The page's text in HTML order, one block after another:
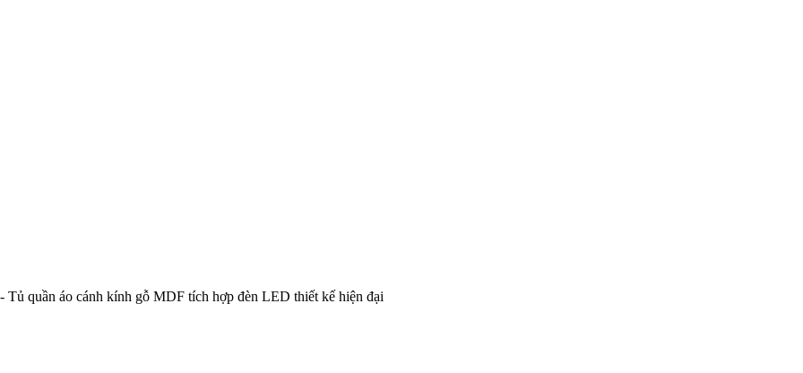
Tủ quần áo cánh kính gỗ MDF tích hợp đèn LED thiết kế hiện đại